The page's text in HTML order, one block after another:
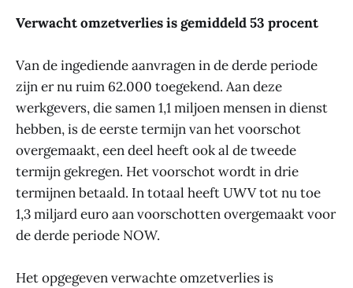
Verwacht omzetverlies is gemiddeld 53 procent
Van de ingediende aanvragen in de derde periode
zijn er nu ruim 62.000 toegekend. Aan deze
werkgevers, die samen 1,1 miljoen mensen in dienst
hebben, is de eerste termijn van het voorschot
overgemaakt, een deel heeft ook al de tweede
termijn gekregen. Het voorschot wordt in drie
termijnen betaald. In totaal heeft UWV tot nu toe
1,3 miljard euro aan voorschotten overgemaakt voor
de derde periode NOW.
Het opgegeven verwachte omzetverlies is